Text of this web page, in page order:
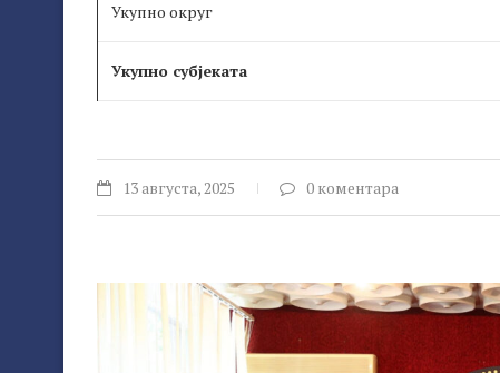
Укупно округ
Укупно субјеката
13 августа, 2025 0 коментара